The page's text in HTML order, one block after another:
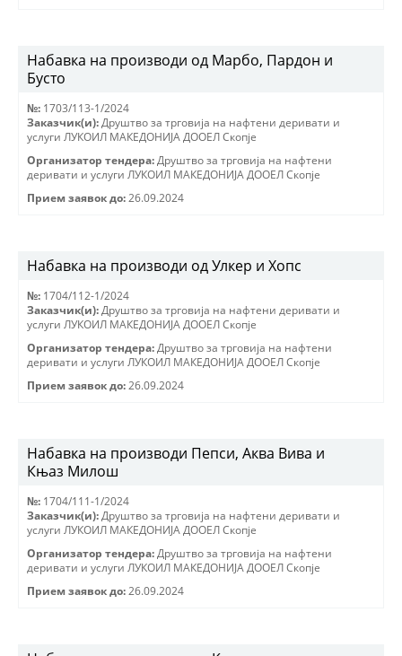
Набавка на производи од Марбо, Пардон и
Бусто
№: 1703/113-1/2024
Заказчик(и): Друштво за трговиjа на нафтени деривати и
услуги ЛУКОИЛ МАКЕДОНИJА ДООЕЛ Скопjе
Организатор тендера: Друштво за трговиjа на нафтени
деривати и услуги ЛУКОИЛ МАКЕДОНИJА ДООЕЛ Скопjе
Прием заявок до: 26.09.2024
Набавка на производи од Улкер и Хопс
№: 1704/112-1/2024
Заказчик(и): Друштво за трговиjа на нафтени деривати и
услуги ЛУКОИЛ МАКЕДОНИJА ДООЕЛ Скопjе
Организатор тендера: Друштво за трговиjа на нафтени
деривати и услуги ЛУКОИЛ МАКЕДОНИJА ДООЕЛ Скопjе
Прием заявок до: 26.09.2024
Набавка на производи Пепси, Аква Вива и
Књаз Милош
№: 1704/111-1/2024
Заказчик(и): Друштво за трговиjа на нафтени деривати и
услуги ЛУКОИЛ МАКЕДОНИJА ДООЕЛ Скопjе
Организатор тендера: Друштво за трговиjа на нафтени
деривати и услуги ЛУКОИЛ МАКЕДОНИJА ДООЕЛ Скопjе
Прием заявок до: 26.09.2024